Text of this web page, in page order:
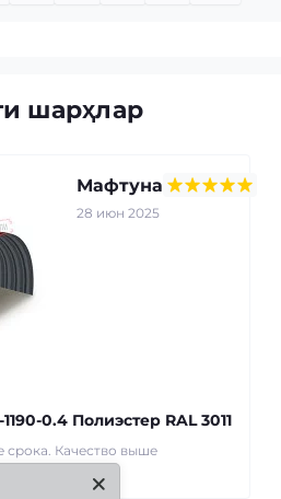
шарҳлар
Мафтуна
28 июн 2025
0.4 Полиэстер RAL 3011
срока. Качество выше